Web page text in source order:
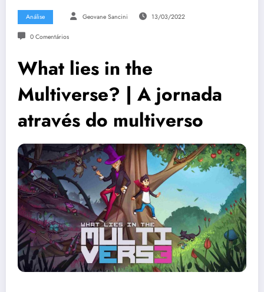
Análise Geovane Sancini 13/03/2022
0 Comentários
What lies in the
Multiverse? | A jornada
através do multiverso